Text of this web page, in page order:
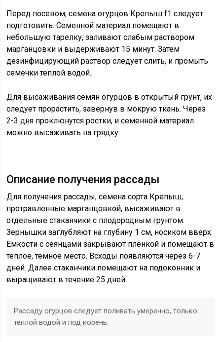
Перед посевом, семена огурцов Крепыш f1 следует
подготовить. Семенной материал помещают в
небольшую тарелку, заливают слабым раствором
марганцовки и выдерживают 15 минут. Затем
дезинфицирующий раствор следует слить, и промыть
семечки теплой водой.
Для высаживания семян огурцов в открытый грунт, их
следует прорастить, завернув в мокрую ткань. Через
2-3 дня проклюнутся ростки, и семенной материал
можно высаживать на грядку.
Описание получения рассады
Для получения рассады, семена сорта Крепыш,
протравленные марганцовкой, высаживают в
отдельные стаканчики с плодородным грунтом.
Зернышки заглубляют на глубину 1 см, носиком вверх.
Емкости с сеянцами закрывают пленкой и помещают в
теплое, темное место. Всходы появляются через 6-7
дней. Далее стаканчики помещают на подоконник и
выращивают в течение 25 дней.
Рассаду огурцов следует поливать умеренно, только
теплой водой и под корень.